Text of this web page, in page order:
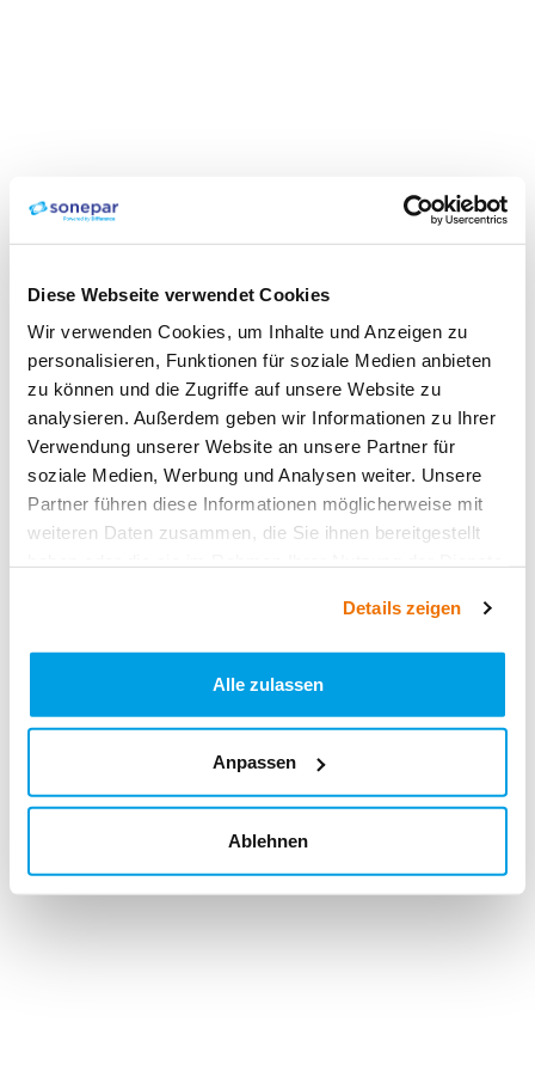
Diese Webseite verwendet Cookies
Wir verwenden Cookies, um Inhalte und Anzeigen zu
personalisieren, Funktionen für soziale Medien anbieten
zu können und die Zugriffe auf unsere Website zu
analysieren. Außerdem geben wir Informationen zu Ihrer
Verwendung unserer Website an unsere Partner für
soziale Medien, Werbung und Analysen weiter. Unsere
Partner führen diese Informationen möglicherweise mit
weiteren Daten zusammen, die Sie ihnen bereitgestellt
Details zeigen
Alle zulassen
Anpassen
Ablehnen